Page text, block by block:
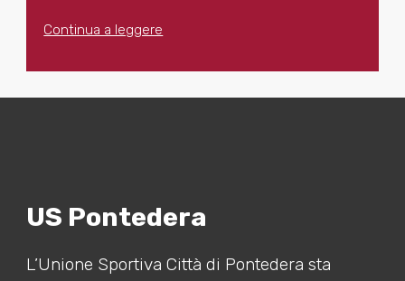
Continua a leggere
US Pontedera
L’Unione Sportiva Città di Pontedera sta